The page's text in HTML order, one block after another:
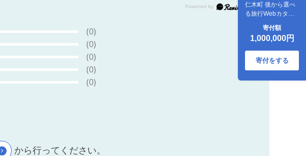
仁木町 後から選べ
る旅行Webカタロ
グで使える！ 旅行
クーポン（300,000
円分） 果実とやす
らぎの里 仁木町ス
テイを満喫！ 旅行
券 宿泊券 飲食券 体
寄付額
1,000,000円
寄付をする
(0)
(0)
(0)
(0)
(0)
から行ってください。